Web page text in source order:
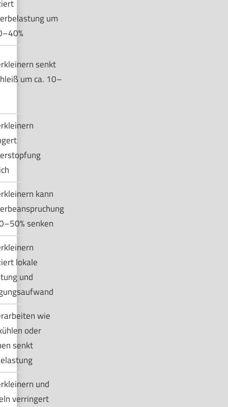
um
senkt
um ca. 10–
kann
senken
lokale
und
wie
oder
senkt
und
verringert